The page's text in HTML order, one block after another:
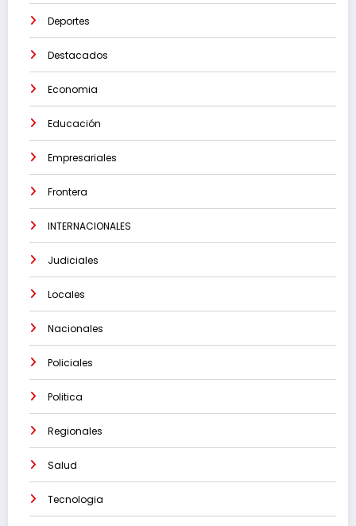
Deportes
Destacados
Economia
Educación
Empresariales
Frontera
INTERNACIONALES
Judiciales
Locales
Nacionales
Policiales
Politica
Regionales
Salud
Tecnologia